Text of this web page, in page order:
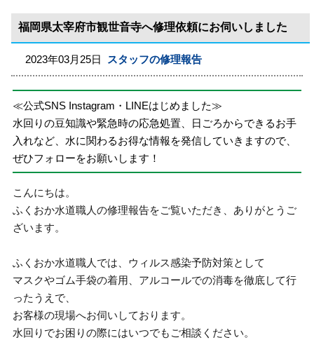
福岡県太宰府市観世音寺へ修理依頼にお伺いしました
2023年03月25日 スタッフの修理報告
≪公式SNS Instagram・LINEはじめました≫
水回りの豆知識や緊急時の応急処置、日ごろからできるお手
入れなど、水に関わるお得な情報を発信していきますので、
ぜひフォローをお願いします！
こんにちは。
ふくおか水道職人の修理報告をご覧いただき、ありがとうご
ざいます。
ふくおか水道職人では、ウィルス感染予防対策として
マスクやゴム手袋の着用、アルコールでの消毒を徹底して行
ったうえで、
お客様の現場へお伺いしております。
水回りでお困りの際にはいつでもご相談ください。